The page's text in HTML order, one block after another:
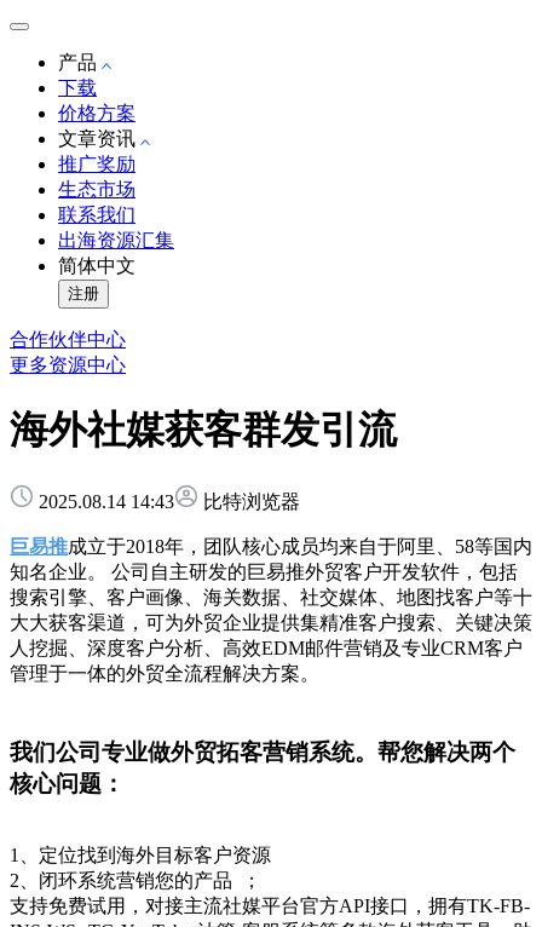
产品
下载
价格方案
文章资讯
推广奖励
生态市场
联系我们
出海资源汇集
简体中文
注册
合作伙伴中心
更多资源中心
海外社媒获客群发引流
2025.08.14 14:43 比特浏览器
巨易推成立于2018年，团队核心成员均来自于阿里、58等国内
知名企业。 公司自主研发的巨易推外贸客户开发软件，包括
搜索引擎、客户画像、海关数据、社交媒体、地图找客户等十
大大获客渠道，可为外贸企业提供集精准客户搜索、关键决策
人挖掘、深度客户分析、高效EDM邮件营销及专业CRM客户
管理于一体的外贸全流程解决方案。
我们公司专业做外贸拓客营销系统。帮您解决两个
核心问题：
1、定位找到海外目标客户资源
2、闭环系统营销您的产品 ；
支持免费试用，对接主流社媒平台官方API接口，拥有TK-FB-